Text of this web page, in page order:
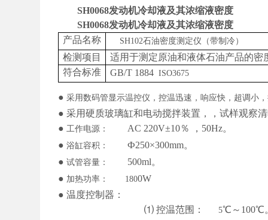
SH0068发动机冷却液及其浓缩液密度
SH0068发动机冷却液及其浓缩液密度
产品名称
SH102石油密度测定仪（带制冷）
检测项目
适用于测定原油和液体石油产品的密
符合标准
GB/T 1884 ISO3675
● 采用数码管显示温控仪，控温迅速，响应快，超调小
● 采用硬质玻璃缸和电动搅拌装置，，试样观察
● 工作电源：
AC 220V±10％ ，50Hz。
● 浴缸容积：
Ф250×300mm。
● 试管容量：
500ml。
● 加热功率： 1800W
● 温度控制器：
⑴ 控温范围：
5℃～100℃